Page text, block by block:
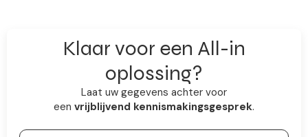
Klaar voor een All-in
oplossing?
Laat uw gegevens achter voor
een vrijblijvend kennismakingsgesprek.